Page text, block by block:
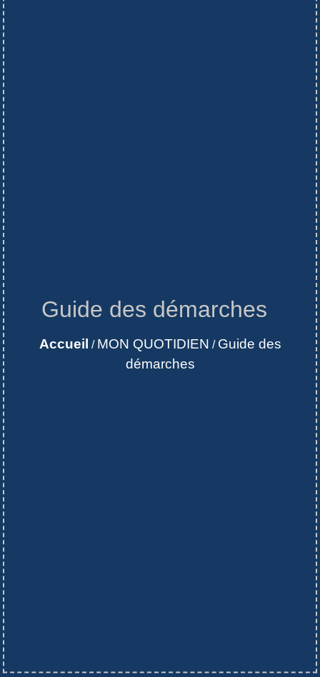
Guide des démarches
Accueil / MON QUOTIDIEN / Guide des
démarches